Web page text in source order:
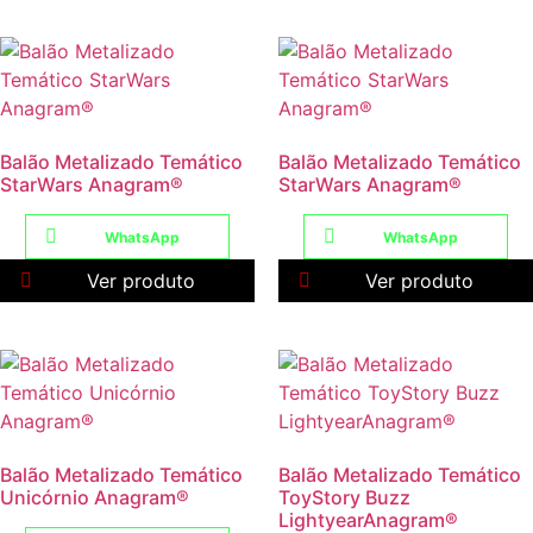
Balão Metalizado Temático
StarWars Anagram®
WhatsApp
Ver produto
Balão Metalizado Temático
StarWars Anagram®
WhatsApp
Ver produto
Balão Metalizado Temático
Unicórnio Anagram®
Balão Metalizado Temático
ToyStory Buzz
LightyearAnagram®